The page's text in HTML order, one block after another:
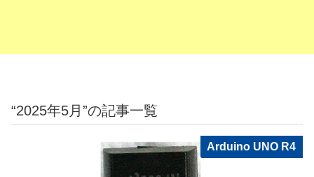
“2025年5月”の記事一覧
Arduino UNO R4